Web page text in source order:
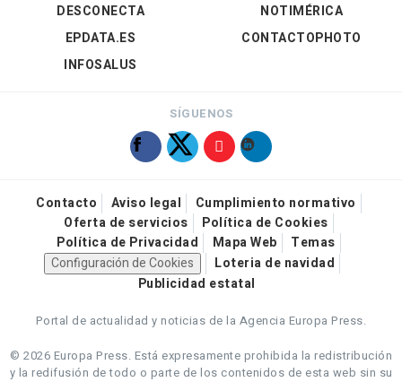
DESCONECTA
EPDATA.ES
INFOSALUS
NOTIMÉRICA
CONTACTOPHOTO
SÍGUENOS
Contacto Aviso legal
Cumplimiento normativo
Oferta de servicios
Política de Cookies
Política de Privacidad
Mapa Web
Temas
Configuración de Cookies
Loteria de navidad
Publicidad estatal
Portal de actualidad y noticias de la Agencia Europa Press.
© 2026 Europa Press. Está expresamente prohibida la redistribución
y la redifusión de todo o parte de los contenidos de esta web sin su